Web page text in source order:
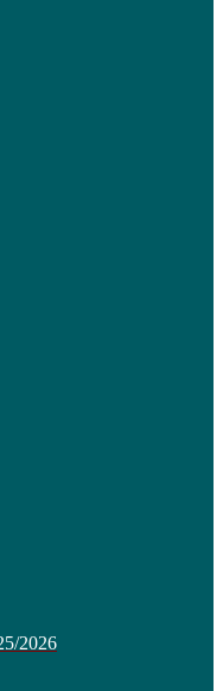
2026